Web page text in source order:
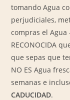
tomando Agua
perjudiciales,
compras el Agua
RECONOCIDA
que sepas que
NO ES Agua
semanas e
CADUCIDAD.